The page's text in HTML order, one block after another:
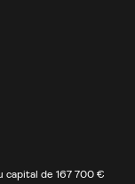
capital de 167 700 €